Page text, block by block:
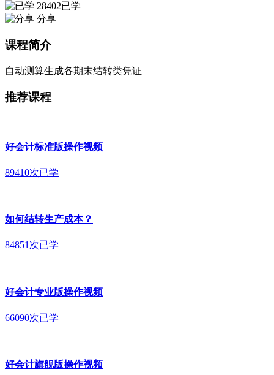
28402已学
分享
课程简介
自动测算生成各期末结转类凭证
推荐课程
好会计标准版操作视频
89410次已学
如何结转生产成本？
84851次已学
好会计专业版操作视频
66090次已学
好会计旗舰版操作视频